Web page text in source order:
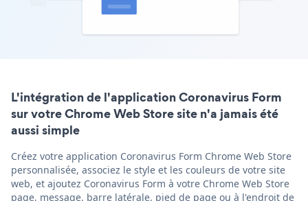
L'intégration de l'application Coronavirus Form
sur votre Chrome Web Store site n'a jamais été
aussi simple
Créez votre application Coronavirus Form Chrome Web Store
personnalisée, associez le style et les couleurs de votre site
web, et ajoutez Coronavirus Form à votre Chrome Web Store
page, message, barre latérale, pied de page ou à l'endroit de